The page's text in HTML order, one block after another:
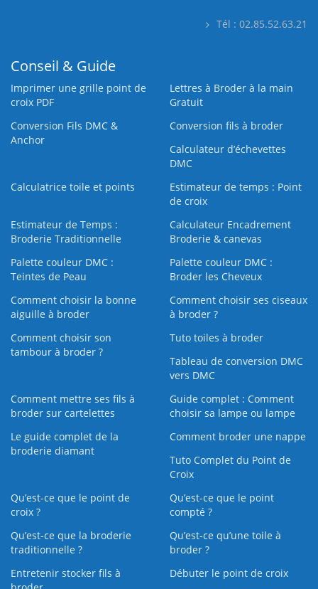
Tél : 02.85.52.63.21
Conseil & Guide
Imprimer une grille point de
croix PDF
Lettres à Broder à la main
Gratuit
Conversion Fils DMC &
Anchor
Conversion fils à broder
Calculateur d’échevettes
DMC
Calculatrice toile et points
Estimateur de temps : Point
de croix
Estimateur de Temps :
Broderie Traditionnelle
Calculateur Encadrement
Broderie & canevas
Palette couleur DMC :
Teintes de Peau
Palette couleur DMC :
Broder les Cheveux
Comment choisir la bonne
aiguille à broder
Comment choisir ses ciseaux
à broder ?
Comment choisir son
tambour à broder ?
Tuto toiles à broder
Tableau de conversion DMC
vers DMC
Comment mettre ses fils à
broder sur cartelettes
Guide complet : Comment
choisir sa lampe ou lampe
Le guide complet de la
broderie diamant
Comment broder une nappe
Tuto Complet du Point de
Croix
Qu’est-ce que le point de
croix ?
Qu’est-ce que le point
compté ?
Qu’est-ce que la broderie
traditionnelle ?
Qu’est‑ce qu’une toile à
broder ?
Entretenir stocker fils à
Débuter le point de croix